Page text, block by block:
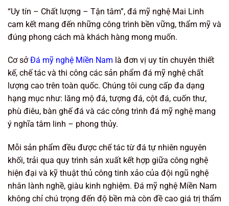
“Uy tín – Chất lượng – Tận tâm”, đá mỹ nghệ Mai Linh
cam kết mang đến những công trình bền vững, thẩm mỹ và
đúng phong cách mà khách hàng mong muốn.
Cơ sởĐá mỹ nghệ Miền Nam là đơn vị uy tín chuyên thiết
kế, chế tác và thi công các sản phẩm đá mỹ nghệ chất
lượng cao trên toàn quốc. Chúng tôi cung cấp đa dạng
hạng mục như: lăng mộ đá, tượng đá, cột đá, cuốn thư,
phù điêu, bàn ghế đá và các công trình đá mỹ nghệ mang
ý nghĩa tâm linh – phong thủy.
Mỗi sản phẩm đều được chế tác từ đá tự nhiên nguyên
khối, trải qua quy trình sản xuất kết hợp giữa công nghệ
hiện đại và kỹ thuật thủ công tinh xảo của đội ngũ nghệ
nhân lành nghề, giàu kinh nghiệm. Đá mỹ nghệ Miền Nam
không chỉ chú trọng đến độ bền mà còn đề cao giá trị thẩm